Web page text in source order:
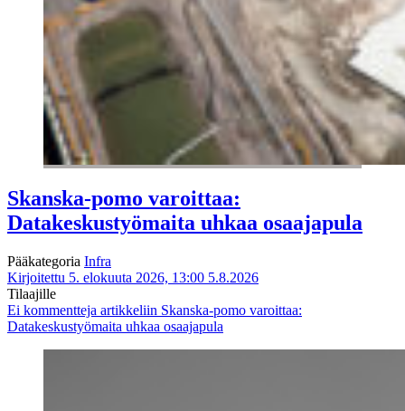
Skanska-pomo varoittaa:
Datakeskustyömaita uhkaa osaajapula
Pääkategoria Infra
Kirjoitettu 5. elokuuta 2026, 13:00 5.8.2026
Tilaajille
Ei kommentteja artikkeliin Skanska-pomo varoittaa:
Datakeskustyömaita uhkaa osaajapula